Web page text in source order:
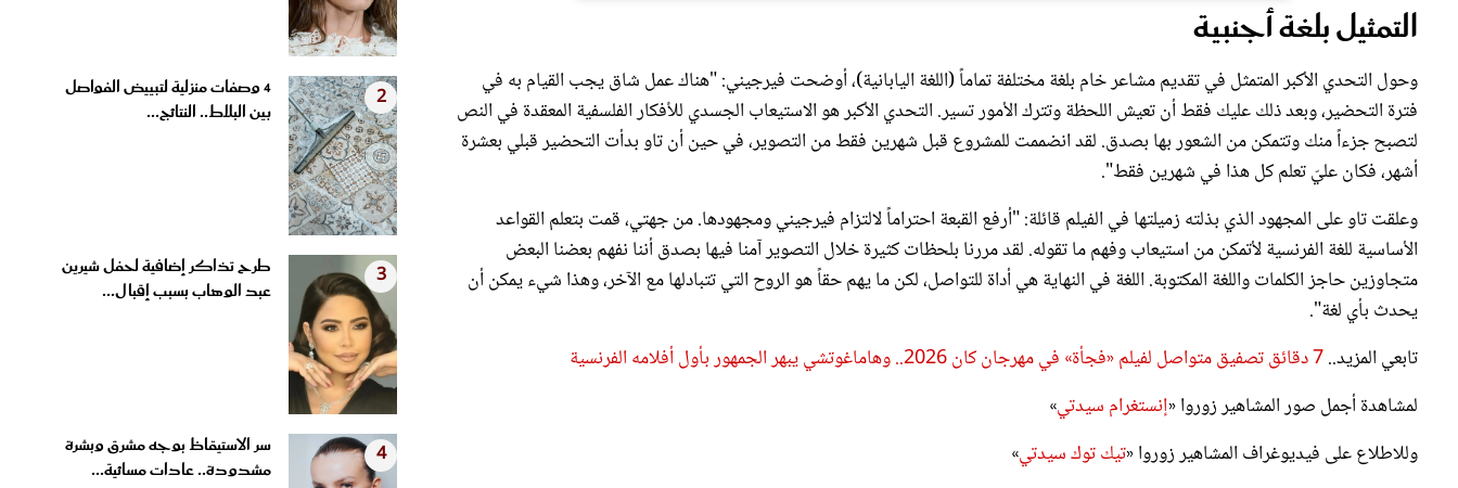
التمثيل بلغة أجنبية
وحول التحدي الأكبر المتمثل في تقديم مشاعر خام بلغة مختلفة تماماً (اللغة اليابانية)، أوضحت فيرجيني: "هناك عمل شاق يجب القيام به في
فترة التحضير، وبعد ذلك عليك فقط أن تعيش اللحظة وتترك الأمور تسير. التحدي الأكبر هو الاستيعاب الجسدي للأفكار الفلسفية المعقدة في النص
لتصبح جزءاً منك وتتمكن من الشعور بها بصدق. لقد انضممت للمشروع قبل شهرين فقط من التصوير، في حين أن تاو بدأت التحضير قبلي بعشرة
أشهر، فكان عليّ تعلم كل هذا في شهرين فقط".
وعلقت تاو على المجهود الذي بذلته زميلتها في الفيلم قائلة: "أرفع القبعة احتراماً لالتزام فيرجيني ومجهودها. من جهتي، قمت بتعلم القواعد
الأساسية للغة الفرنسية لأتمكن من استيعاب وفهم ما تقوله. لقد مررنا بلحظات كثيرة خلال التصوير آمنا فيها بصدق أننا نفهم بعضنا البعض
متجاوزين حاجز الكلمات واللغة المكتوبة. اللغة في النهاية هي أداة للتواصل، لكن ما يهم حقاً هو الروح التي تتبادلها مع الآخر، وهذا شيء يمكن أن
يحدث بأي لغة".
تابعي المزيد..7 دقائق تصفيق متواصل لفيلم «فجأة» في مهرجان كان 2026.. وهاماغوتشي يبهر الجمهور بأول أفلامه الفرنسية
لمشاهدة أجمل صور المشاهير زوروا «إنستغرام سيدتي»
وللاطلاع على فيديوغراف المشاهير زوروا «تيك توك سيدتي»
2
4 وصفات منزلية لتبييض الفواصل
بين البلاط.. النتائج...
3
طرح تذاكر إضافية لحفل شيرين
عبد الوهاب بسبب إقبال...
4
سر الاستيقاظ بوجه مشرق وبشرة
مشدودة.. عادات مسائية...